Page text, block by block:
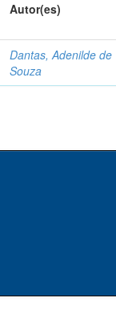
Autor(es)
Dantas, Adenilde de
Souza